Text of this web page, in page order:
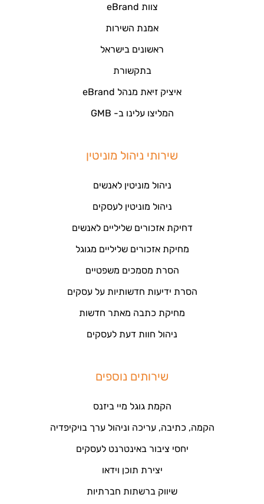
צוות eBrand
אמנת השירות
ראשונים בישראל
בתקשורת
איציק זיאת מנהל eBrand
המליצו עלינו ב- GMB
שירותי ניהול מוניטין
ניהול מוניטין לאנשים
ניהול מוניטין לעסקים
דחיקת אזכורים שליליים לאנשים
מחיקת אזכורים שליליים מגוגל
הסרת מסמכים משפטיים
הסרת ידיעות חדשותיות על עסקים
מחיקת כתבה מאתר חדשות
ניהול חוות דעת לעסקים
שירותים נוספים
הקמת גוגל מיי ביזנס
הקמה, כתיבה, עריכה וניהול ערך בויקיפדיה
יחסי ציבור באינטרנט לעסקים
יצירת תוכן וידאו
שיווק ברשתות חברתיות